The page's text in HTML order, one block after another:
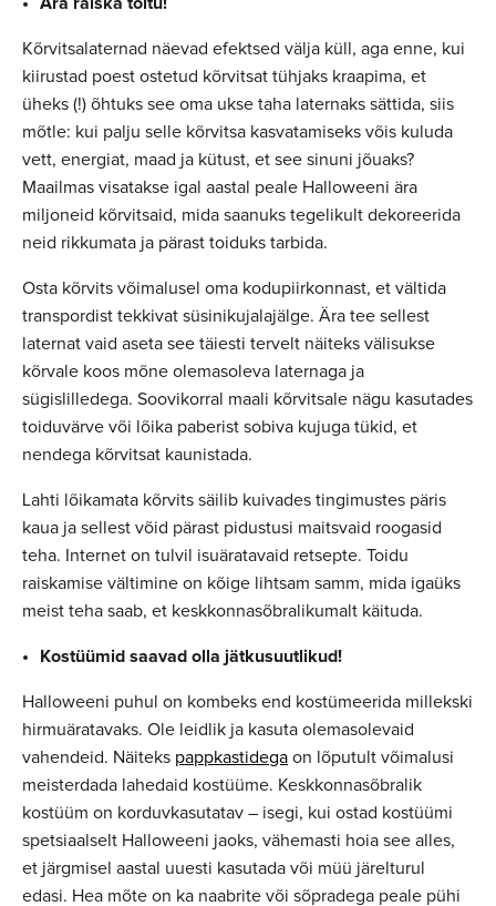
Kõrvitsalaternad näevad efektsed välja küll, aga enne, kui
kiirustad poest ostetud kõrvitsat tühjaks kraapima, et
üheks (!) õhtuks see oma ukse taha laternaks sättida, siis
mõtle: kui palju selle kõrvitsa kasvatamiseks võis kuluda
vett, energiat, maad ja kütust, et see sinuni jõuaks?
Maailmas visatakse igal aastal peale Halloweeni ära
miljoneid kõrvitsaid, mida saanuks tegelikult dekoreerida
neid rikkumata ja pärast toiduks tarbida.
Osta kõrvits võimalusel oma kodupiirkonnast, et vältida
transpordist tekkivat süsinikujalajälge. Ära tee sellest
laternat vaid aseta see täiesti tervelt näiteks välisukse
kõrvale koos mõne olemasoleva laternaga ja
sügislilledega. Soovikorral maali kõrvitsale nägu kasutades
toiduvärve või lõika paberist sobiva kujuga tükid, et
nendega kõrvitsat kaunistada.
Lahti lõikamata kõrvits säilib kuivades tingimustes päris
kaua ja sellest võid pärast pidustusi maitsvaid roogasid
teha. Internet on tulvil isuäratavaid retsepte. Toidu
raiskamise vältimine on kõige lihtsam samm, mida igaüks
meist teha saab, et keskkonnasõbralikumalt käituda.
Kostüümid saavad olla jätkusuutlikud!
Halloweeni puhul on kombeks end kostümeerida millekski
hirmuäratavaks. Ole leidlik ja kasuta olemasolevaid
vahendeid. Näiteks pappkastidega on lõputult võimalusi
meisterdada lahedaid kostüüme. Keskkonnasõbralik
kostüüm on korduvkasutatav – isegi, kui ostad kostüümi
spetsiaalselt Halloweeni jaoks, vähemasti hoia see alles,
et järgmisel aastal uuesti kasutada või müü järelturul
edasi. Hea mõte on ka naabrite või sõpradega peale pühi